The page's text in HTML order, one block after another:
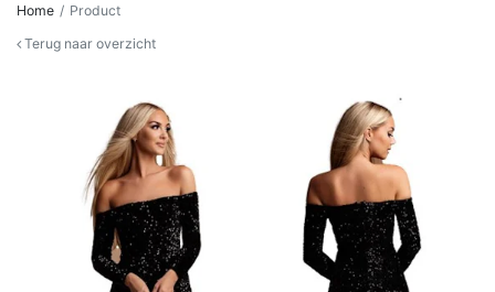
Home
Product
Terug naar overzicht